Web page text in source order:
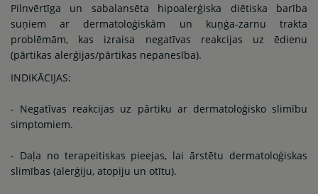
Pilnvērtīga un sabalansēta hipoalerģiska diētiska barība
suņiem ar dermatoloģiskām un kuņģa-zarnu trakta
problēmām, kas izraisa negatīvas reakcijas uz ēdienu
(pārtikas alerģijas/pārtikas nepanesība).
INDIKĀCIJAS:
- Negatīvas reakcijas uz pārtiku ar dermatoloģisko slimību
simptomiem.
- Daļa no terapeitiskas pieejas, lai ārstētu dermatoloģiskas
slimības (alerģiju, atopiju un otītu).